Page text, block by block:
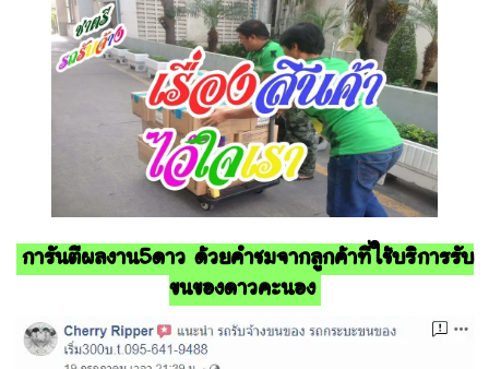
การันตีผลงาน5ดาว ด้วยคำชมจากลูกค้าที่ใช้บริการรับ
ขนของดาวคะนอง